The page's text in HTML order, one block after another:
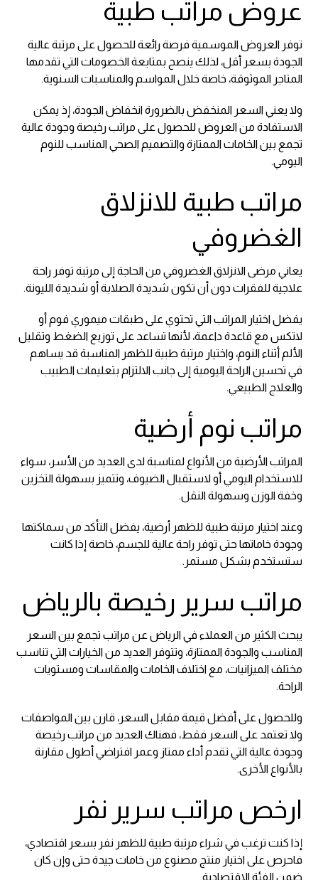
عروض مراتب طبية
توفر العروض الموسمية فرصة رائعة للحصول على مرتبة عالية
الجودة بسعر أقل، لذلك ينصح بمتابعة الخصومات التي تقدمها
المتاجر الموثوقة، خاصة خلال المواسم والمناسبات السنوية.
ولا يعني السعر المنخفض بالضرورة انخفاض الجودة، إذ يمكن
الاستفادة من العروض للحصول على مراتب رخيصة وجودة عالية
تجمع بين الخامات الممتازة والتصميم الصحي المناسب للنوم
اليومي.
مراتب طبية للانزلاق
الغضروفي
يعاني مرضى الانزلاق الغضروفي من الحاجة إلى مرتبة توفر راحة
علاجية للفقرات دون أن تكون شديدة الصلابة أو شديدة الليونة.
يفضل اختيار المراتب التي تحتوي على طبقات ميموري فوم أو
لاتكس مع قاعدة داعمة، لأنها تساعد على توزيع الضغط وتقليل
الألم أثناء النوم، واختيار مرتبة طبية للظهر المناسبة قد يساهم
في تحسين الراحة اليومية إلى جانب الالتزام بتعليمات الطبيب
والعلاج الطبيعي.
مراتب نوم أرضية
المراتب الأرضية من الأنواع لمناسبة لدى العديد من الأسر، سواء
للاستخدام اليومي أو لاستقبال الضيوف، وتتميز بسهولة التخزين
وخفة الوزن وسهولة النقل.
وعند اختيار مرتبة طبية للظهر أرضية، يفضل التأكد من سماكتها
وجودة خاماتها حتى توفر راحة عالية للجسم، خاصة إذا كانت
ستستخدم بشكل مستمر.
مراتب سرير رخيصة بالرياض
يبحث الكثير من العملاء في الرياض عن مراتب تجمع بين السعر
المناسب والجودة الممتازة، وتتوفر العديد من الخيارات التي تناسب
مختلف الميزانيات، مع اختلاف الخامات والمقاسات ومستويات
الراحة.
وللحصول على أفضل قيمة مقابل السعر، قارن بين المواصفات
ولا تعتمد على السعر فقط، فهناك العديد من مراتب رخيصة
وجودة عالية التي تقدم أداء ممتاز وعمر افتراضي أطول مقارنة
بالأنواع الأخرى.
ارخص مراتب سرير نفر
إذا كنت ترغب في شراء مرتبة طبية للظهر نفر بسعر اقتصادي،
فاحرص على اختيار منتج مصنوع من خامات جيدة حتى وإن كان
ضمن الفئة الاقتصادية.